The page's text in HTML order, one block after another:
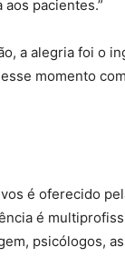
pacientes.”
a alegria foi o
momento
é oferecido
é
psicólogos,